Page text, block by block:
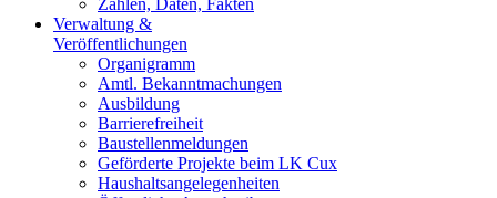
Zahlen, Daten, Fakten
Verwaltung &
Veröffentlichungen
Organigramm
Amtl. Bekanntmachungen
Ausbildung
Barrierefreiheit
Baustellenmeldungen
Geförderte Projekte beim LK Cux
Haushaltsangelegenheiten